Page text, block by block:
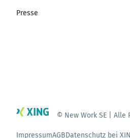
Presse
© New Work SE | Alle
ImpressumAGBDatenschutz bei